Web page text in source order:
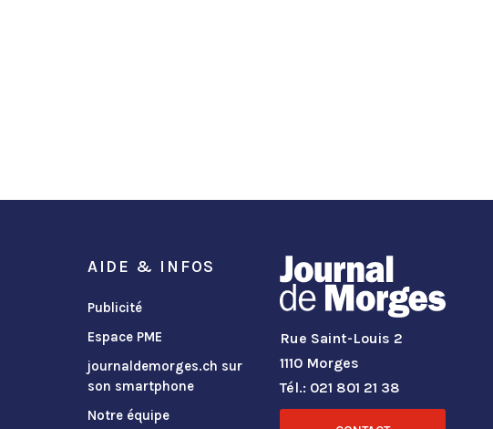
AIDE & INFOS
Publicité
Espace PME
journaldemorges.ch sur
son smartphone
Notre équipe
Rue Saint-Louis 2
1110 Morges
Tél.: 021 801 21 38